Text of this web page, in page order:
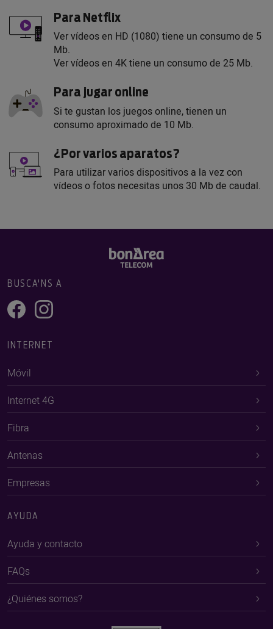
Para Netflix
Ver vídeos en HD (1080) tiene un consumo de 5
Mb.
Ver vídeos en 4K tiene un consumo de 25 Mb.
Para jugar online
Si te gustan los juegos online, tienen un
consumo aproximado de 10 Mb.
¿Por varios aparatos?
Para utilizar varios dispositivos a la vez con
vídeos o fotos necesitas unos 30 Mb de caudal.
BUSCA'NS A
INTERNET
Móvil
Internet 4G
Fibra
Antenas
Empresas
AYUDA
Ayuda y contacto
FAQs
¿Quiénes somos?